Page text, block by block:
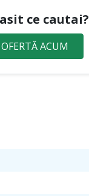
ce cautai?
OFERTĂ ACUM